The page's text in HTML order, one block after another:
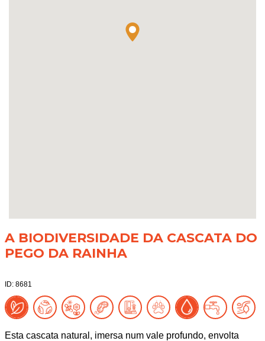
A BIODIVERSIDADE DA CASCATA DO
PEGO DA RAINHA
ID: 8681
Esta cascata natural, imersa num vale profundo, envolta